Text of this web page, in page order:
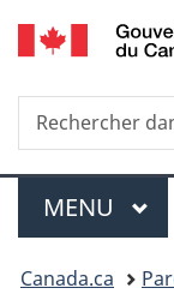
Rechercher
dans
Menu
MENU
Vous
Canada.ca